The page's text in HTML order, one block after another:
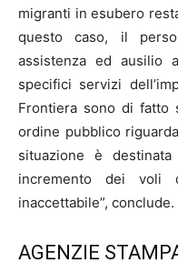
migranti in esubero
questo caso, il
assistenza ed ausilio
specifici servizi
Frontiera sono di fatto
ordine pubblico
situazione è destinata
incremento dei voli
inaccettabile”, conclude.
AGENZIE